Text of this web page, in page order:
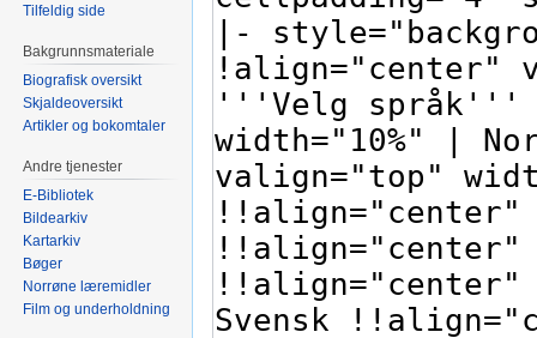
Tilfeldig side
Bakgrunnsmateriale
Biografisk oversikt
Skjaldeoversikt
Artikler og bokomtaler
Andre tjenester
E-Bibliotek
Bildearkiv
Kartarkiv
Bøger
Norrøne læremidler
Film og underholdning